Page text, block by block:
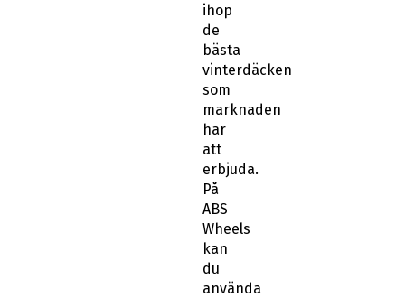
ihop
de
bästa
vinterdäcken
som
marknaden
har
att
erbjuda.
På
ABS
Wheels
kan
du
använda